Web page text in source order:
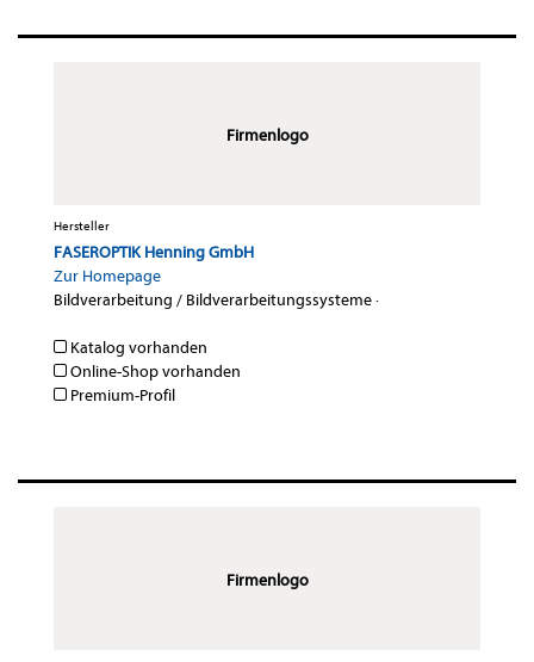
Firmenlogo
Hersteller
FASEROPTIK Henning GmbH
Zur Homepage
Bildverarbeitung / Bildverarbeitungssysteme·
Katalog vorhanden
Online-Shop vorhanden
Premium-Profil
Firmenlogo